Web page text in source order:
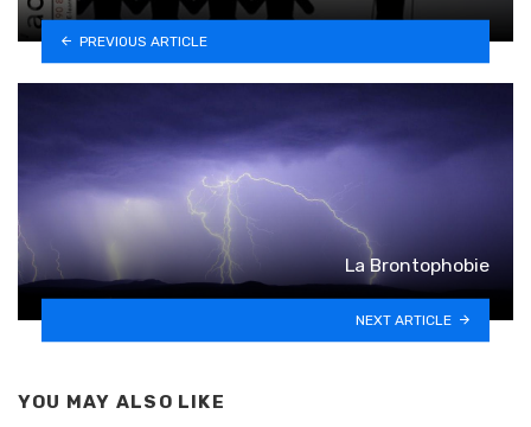
PREVIOUS ARTICLE
La Brontophobie
NEXT ARTICLE
YOU MAY ALSO LIKE